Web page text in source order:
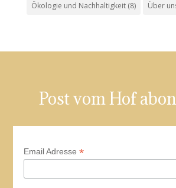
Ökologie und Nachhaltigkeit(8) Über
Post vom Hof
Email Adresse*